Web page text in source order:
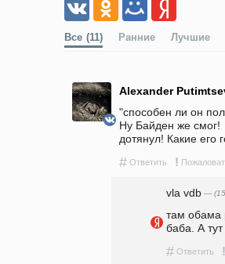
Все (11) Ранние Лучшие
Alexander
"способен ли он
Ну Байден же смог!
дотянул! Какие его
# Ответить !
vla vdb —
там обама
баба. А
# Ответить !